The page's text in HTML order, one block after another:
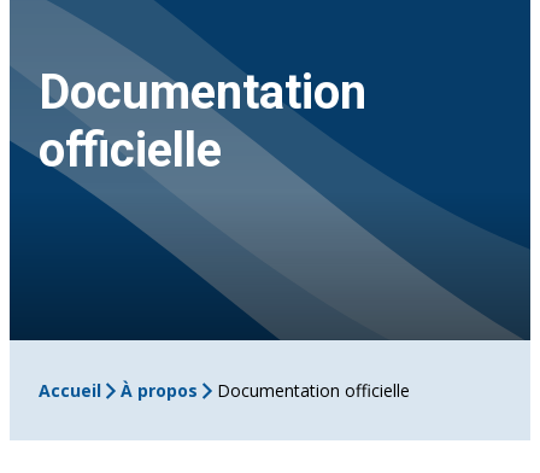
Documentation
officielle
Accueil À propos Documentation officielle